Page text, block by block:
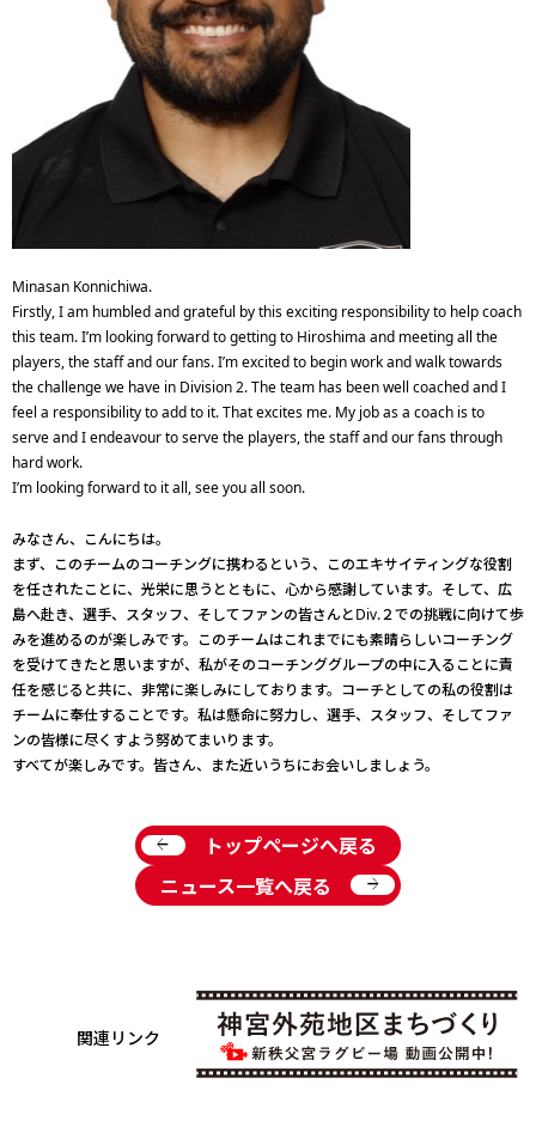
Minasan Konnichiwa.
Firstly, I am humbled and grateful by this exciting responsibility to help coach
this team. I’m looking forward to getting to Hiroshima and meeting all the
players, the staff and our fans. I’m excited to begin work and walk towards
the challenge we have in Division 2. The team has been well coached and I
feel a responsibility to add to it. That excites me. My job as a coach is to
serve and I endeavour to serve the players, the staff and our fans through
hard work.
I’m looking forward to it all, see you all soon.
みなさん、こんにちは。
まず、このチームのコーチングに携わるという、このエキサイティングな役割
を任されたことに、光栄に思うとともに、心から感謝しています。そして、広
島へ赴き、選手、スタッフ、そしてファンの皆さんとDiv.２での挑戦に向けて歩
みを進めるのが楽しみです。このチームはこれまでにも素晴らしいコーチング
を受けてきたと思いますが、私がそのコーチンググループの中に入ることに責
任を感じると共に、非常に楽しみにしております。コーチとしての私の役割は
チームに奉仕することです。私は懸命に努力し、選手、スタッフ、そしてファ
ンの皆様に尽くすよう努めてまいります。
すべてが楽しみです。皆さん、また近いうちにお会いしましょう。
arrow_back
トップページへ戻る
ニュース一覧へ戻る
arrow_forward
関連リンク